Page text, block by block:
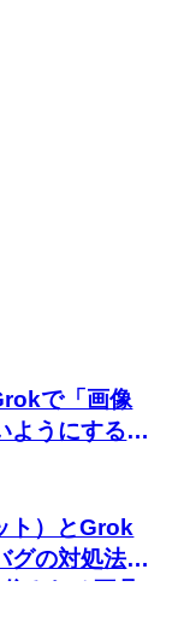
で「画像
ようにする方
ト）とGrok
グの対処法
される不具